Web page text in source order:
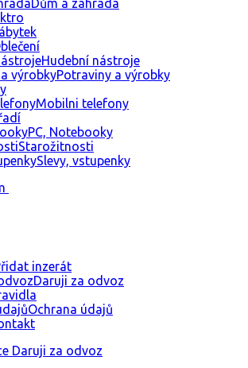
Dům a zahrada
Hudební nástroje
Potraviny a výrobky
Mobilni telefony
PC, Notebooky
Starožitnosti
Slevy, vstupenky
inzerát
Daruji za odvoz
Ochrana údajů